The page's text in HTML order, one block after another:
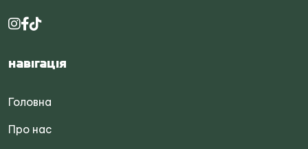
Навігація
Головна
Про нас